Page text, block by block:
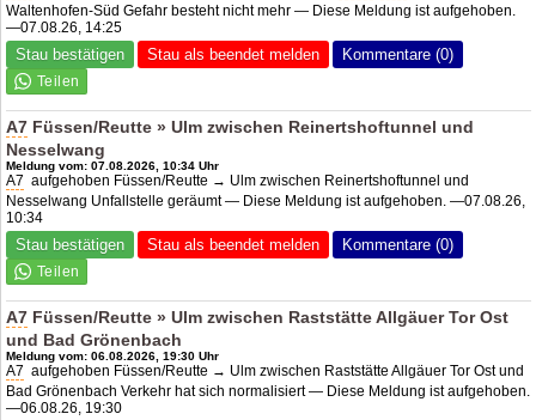
Waltenhofen-Süd Gefahr besteht nicht mehr — Diese Meldung ist aufgehoben.
—07.08.26, 14:25
Stau bestätigen Stau als beendet melden Kommentare (0)
A7 Füssen/Reutte » Ulm zwischen Reinertshoftunnel und
Nesselwang
Meldung vom: 07.08.2026, 10:34 Uhr
A7 aufgehoben Füssen/Reutte → Ulm zwischen Reinertshoftunnel und
Nesselwang Unfallstelle geräumt — Diese Meldung ist aufgehoben. —07.08.26,
10:34
Stau bestätigen Stau als beendet melden Kommentare (0)
A7 Füssen/Reutte » Ulm zwischen Raststätte Allgäuer Tor Ost
und Bad Grönenbach
Meldung vom: 06.08.2026, 19:30 Uhr
A7 aufgehoben Füssen/Reutte → Ulm zwischen Raststätte Allgäuer Tor Ost und
Bad Grönenbach Verkehr hat sich normalisiert — Diese Meldung ist aufgehoben.
—06.08.26, 19:30